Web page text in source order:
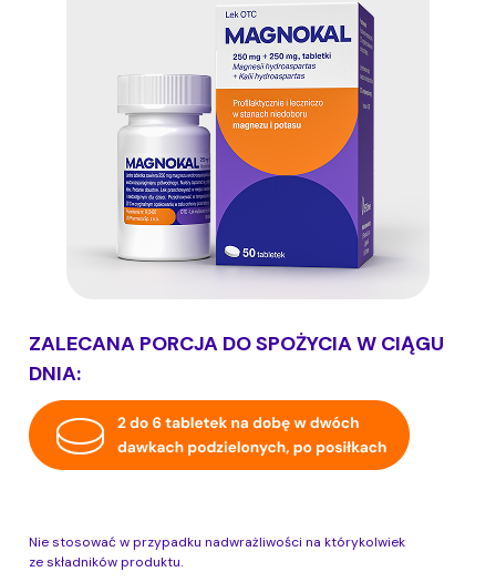
ZALECANA PORCJA DO SPOŻYCIA W CIĄGU
DNIA:
Nie stosować w przypadku nadwrażliwości na którykolwiek
ze składników produktu.